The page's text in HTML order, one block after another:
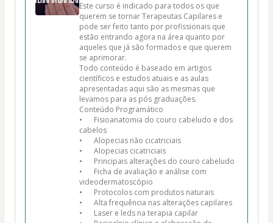
Este curso é indicado para todos os que
querem se tornar Terapeutas Capilares e
pode ser feito tanto por profissionais que
estão entrando agora na área quanto por
aqueles que já são formados e que querem
se aprimorar.
Todo conteúdo é baseado em artigos
científicos e estudos atuais e as aulas
apresentadas aqui são as mesmas que
levamos para as pós graduações.
Conteúdo Programático
•	Fisioanatomia do couro cabeludo e dos
cabelos
•	Alopecias não cicatriciais
•	Alopecias cicatriciais
•	Principais alterações do couro cabeludo
•	Ficha de avaliação e análise com
videodermatoscópio
•	Protocolos com produtos naturais
•	Alta frequência nas alterações capilares
•	Laser e leds na terapia capilar